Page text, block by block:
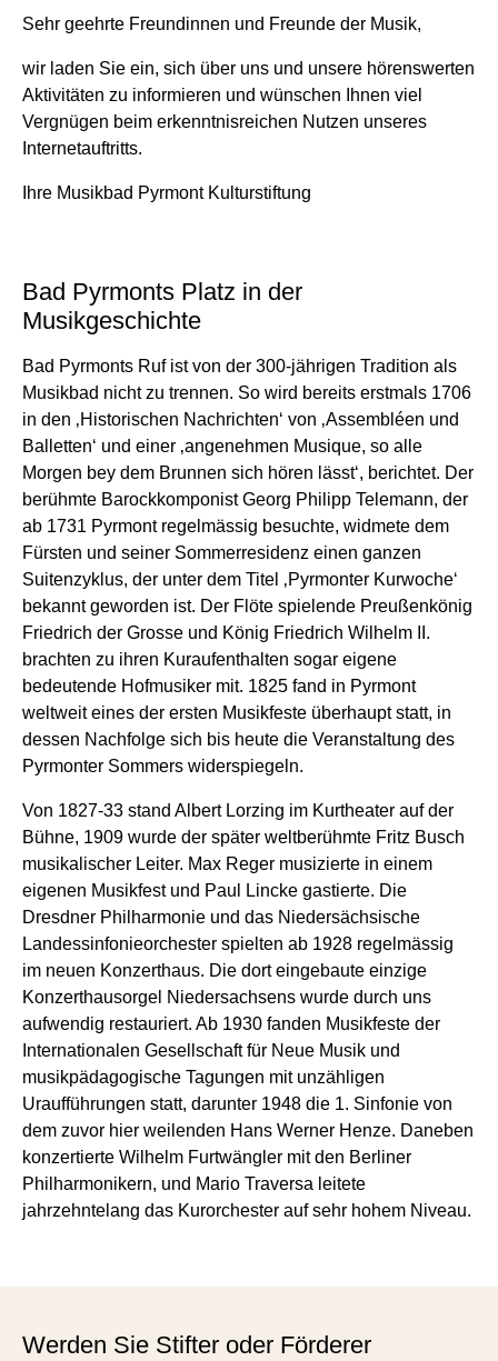
Sehr geehrte Freundinnen und Freunde der Musik,
wir laden Sie ein, sich über uns und unsere hörenswerten
Aktivitäten zu informieren und wünschen Ihnen viel
Vergnügen beim erkenntnisreichen Nutzen unseres
Internetauftritts.
Ihre Musikbad Pyrmont Kulturstiftung
Bad Pyrmonts Platz in der
Musikgeschichte
Bad Pyrmonts Ruf ist von der 300-jährigen Tradition als
Musikbad nicht zu trennen. So wird bereits erstmals 1706
in den ‚Historischen Nachrichten‘ von ‚Assembléen und
Balletten‘ und einer ‚angenehmen Musique, so alle
Morgen bey dem Brunnen sich hören lässt‘, berichtet. Der
berühmte Barockkomponist Georg Philipp Telemann, der
ab 1731 Pyrmont regelmässig besuchte, widmete dem
Fürsten und seiner Sommerresidenz einen ganzen
Suitenzyklus, der unter dem Titel ‚Pyrmonter Kurwoche‘
bekannt geworden ist. Der Flöte spielende Preußenkönig
Friedrich der Grosse und König Friedrich Wilhelm II.
brachten zu ihren Kuraufenthalten sogar eigene
bedeutende Hofmusiker mit. 1825 fand in Pyrmont
weltweit eines der ersten Musikfeste überhaupt statt, in
dessen Nachfolge sich bis heute die Veranstaltung des
Pyrmonter Sommers widerspiegeln.
Von 1827-33 stand Albert Lorzing im Kurtheater auf der
Bühne, 1909 wurde der später weltberühmte Fritz Busch
musikalischer Leiter. Max Reger musizierte in einem
eigenen Musikfest und Paul Lincke gastierte. Die
Dresdner Philharmonie und das Niedersächsische
Landessinfonieorchester spielten ab 1928 regelmässig
im neuen Konzerthaus. Die dort eingebaute einzige
Konzerthausorgel Niedersachsens wurde durch uns
aufwendig restauriert. Ab 1930 fanden Musikfeste der
Internationalen Gesellschaft für Neue Musik und
musikpädagogische Tagungen mit unzähligen
Uraufführungen statt, darunter 1948 die 1. Sinfonie von
dem zuvor hier weilenden Hans Werner Henze. Daneben
konzertierte Wilhelm Furtwängler mit den Berliner
Philharmonikern, und Mario Traversa leitete
jahrzehntelang das Kurorchester auf sehr hohem Niveau.
Werden Sie Stifter oder Förderer